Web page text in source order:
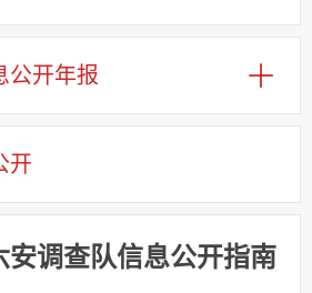
公开年报
开
安调查队信息公开指南